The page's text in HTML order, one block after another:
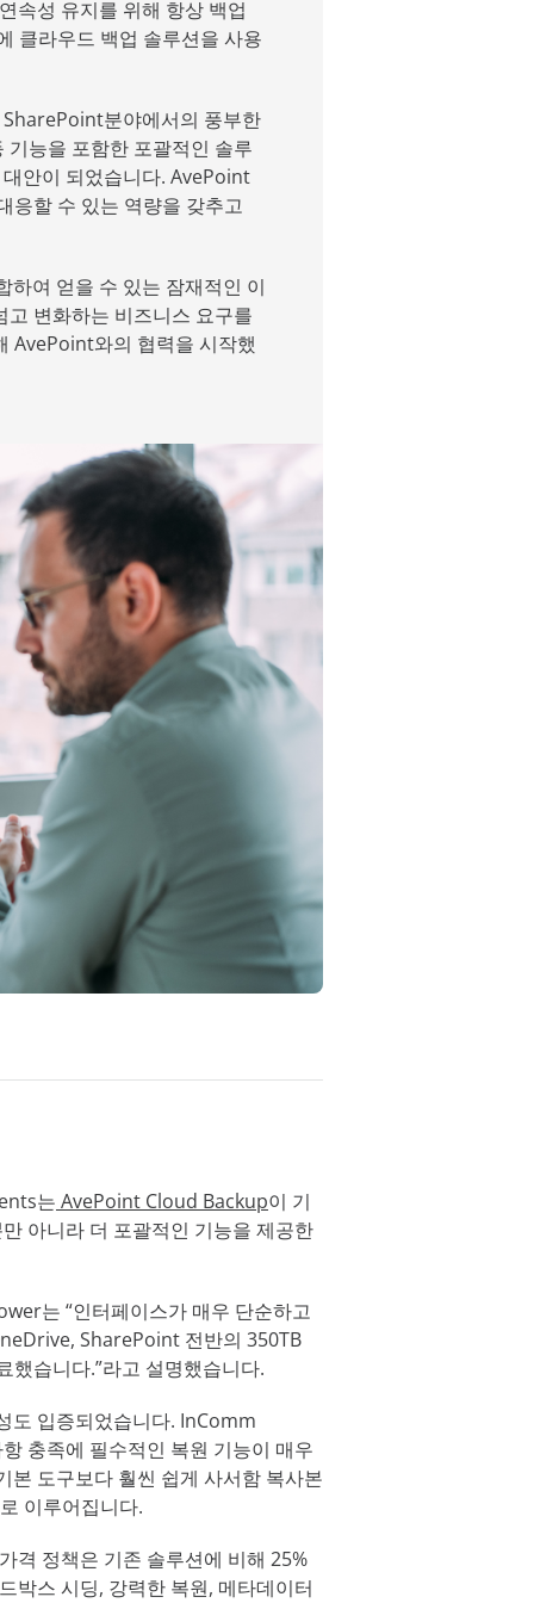
속성 유지를 위해 항상 백업
클라우드 백업 솔루션을 사용
분야에서의 풍부한
기능을 포함한 포괄적인 솔루
안이 되었습니다. AvePoint
응할 수 있는 역량을 갖추고
여 얻을 수 있는 잠재적인 이
변화하는 비즈니스 요구를
AvePoint와의 협력을 시작했
는 AvePoint Cloud Backup이 기
아니라 더 포괄적인 기능을 제공한
는 “인터페이스가 매우 단순하고
SharePoint 전반의 350TB
했습니다.”라고 설명했습니다.
도 입증되었습니다. InComm
충족에 필수적인 복원 기능이 매우
도구보다 훨씬 쉽게 사서함 복사본
이루어집니다.
격 정책은 기존 솔루션에 비해 25%
박스 시딩, 강력한 복원, 메타데이터